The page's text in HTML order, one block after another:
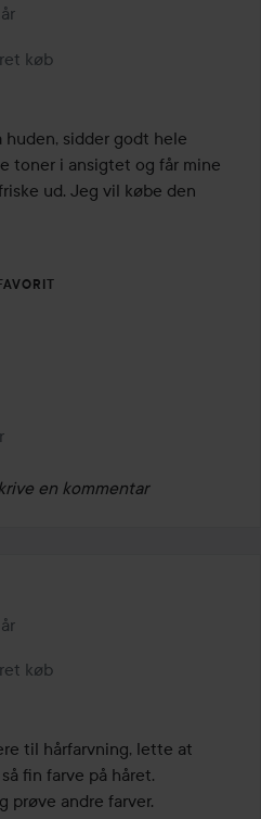
Creator.
blev oprettet 1 år
køb
sidder godt hele
toner i ansigtet og får mine
ud. Jeg vil købe den
en kommentar
Creator.
blev oprettet 1 år
køb
til hårfarvning, lette at
fin farve på håret.
prøve andre farver.